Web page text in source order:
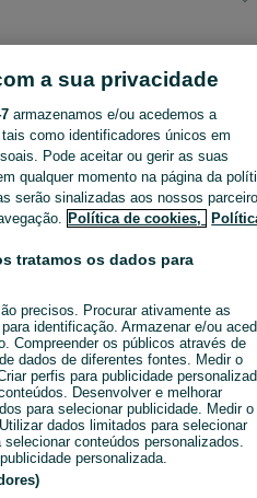
uma nova para contactares
mensagem
a sua privacidade
armazenamos e/ou acedemos a
como identificadores únicos em
Pode aceitar ou gerir as suas
qualquer momento na página da
serão sinalizadas aos nossos
Política de cookies,
tratamos os dados para
precisos. Procurar ativamente as
identificação. Armazenar e/ou
Compreender os públicos através de
dados de diferentes fontes. Medir o
perfis para publicidade
Desenvolver e melhorar
para selecionar publicidade. Medir o
dados limitados para selecionar
conteúdos personalizados.
personalizada.